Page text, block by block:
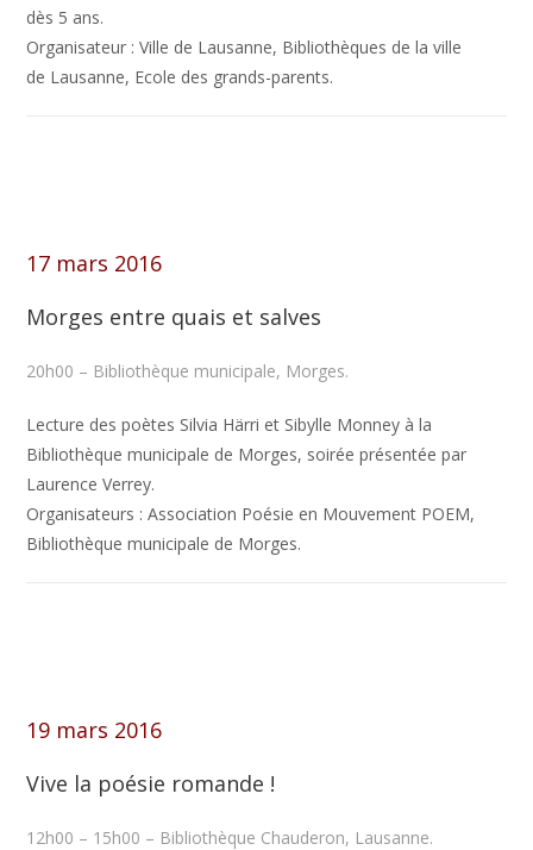
dès 5 ans.
Organisateur : Ville de Lausanne, Bibliothèques de la ville
de Lausanne, Ecole des grands-parents.
17 mars 2016
Morges entre quais et salves
20h00 – Bibliothèque municipale, Morges.
Lecture des poètes Silvia Härri et Sibylle Monney à la
Bibliothèque municipale de Morges, soirée présentée par
Laurence Verrey.
Organisateurs : Association Poésie en Mouvement POEM,
Bibliothèque municipale de Morges.
19 mars 2016
Vive la poésie romande !
12h00 – 15h00 – Bibliothèque Chauderon, Lausanne.